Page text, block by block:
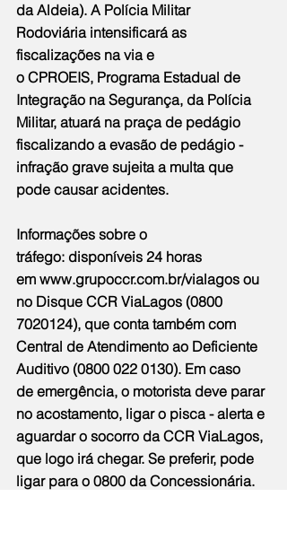
da Aldeia). A Polícia Militar
Rodoviária intensificará as
fiscalizações na via e
o CPROEIS, Programa Estadual de
Integração na Segurança, da Polícia
Militar, atuará na praça de pedágio
fiscalizando a evasão de pedágio -
infração grave sujeita a multa que
pode causar acidentes.
Informações sobre o
tráfego: disponíveis 24 horas
em www.grupoccr.com.br/vialagos ou
no Disque CCR ViaLagos (0800
7020124), que conta também com
Central de Atendimento ao Deficiente
Auditivo (0800 022 0130). Em caso
de emergência, o motorista deve parar
no acostamento, ligar o pisca - alerta e
aguardar o socorro da CCR ViaLagos,
que logo irá chegar. Se preferir, pode
ligar para o 0800 da Concessionária.